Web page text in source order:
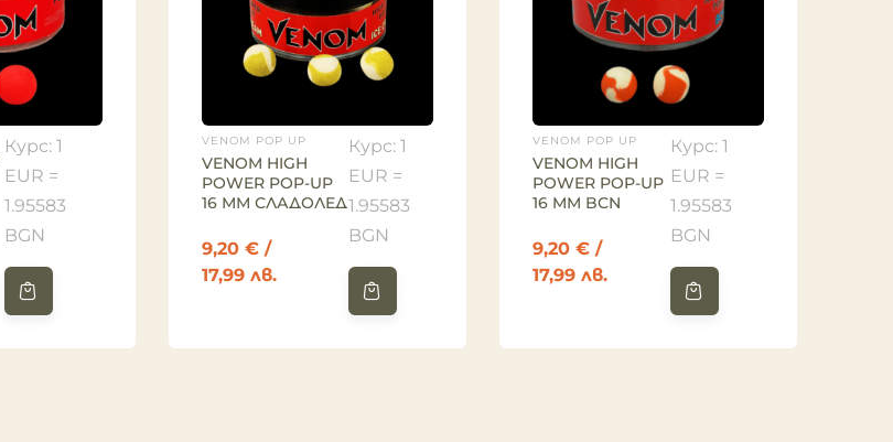
Курс: 1
EUR =
1.95583
BGN
VENOM POP UP
VENOM HIGH
POWER POP-UP
16 ММ СЛАДОЛЕД
9,20 € /
17,99 лв.
Курс: 1
EUR =
1.95583
BGN
VENOM POP UP
VENOM HIGH
POWER POP-UP
16 MM BCN
9,20 € /
17,99 лв.
Курс: 1
EUR =
1.95583
BGN